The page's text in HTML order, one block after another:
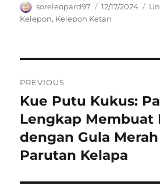
Author
soreleopard97
Posted
on
12/17/2024
Kelepon, Kelepon Ketan
pos
PREVIOUS
Previous
post:
Kue Putu Kukus:
Lengkap Membuat
dengan Gula
Parutan Kelapa